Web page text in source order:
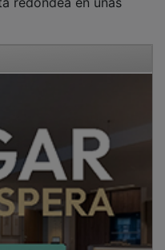
avisará
del simulacro será de
durante el cual las
la alerta. La hora
es las11.00 de la